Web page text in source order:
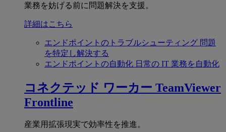
業務を妨げる前に問題解決を支援。
詳細はこちら
エンドポイントのトラブルシューティング 問題
を特定し解決する
エンドポイントの自動化 日常の IT 業務を自動化
コネクテッド ワーカー TeamViewer
Frontline
産業用拡張現実で効率性を推進。